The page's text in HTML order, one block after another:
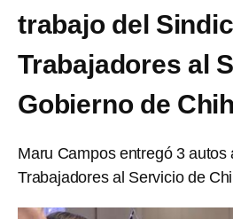
trabajo del
Trabajadores al
Gobierno de
Maru Campos entregó 3 autos
Trabajadores al Servicio de